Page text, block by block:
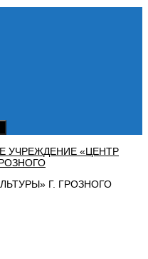
Г. ГРОЗНОГО